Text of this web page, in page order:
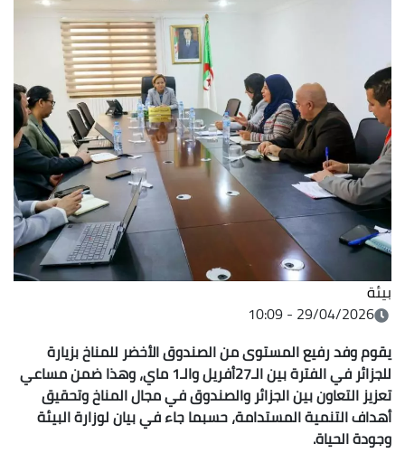
بيئة
29/04/2026 - 10:09
يقوم وفد رفيع المستوى من الصندوق الأخضر للمناخ بزيارة
للجزائر في الفترة بين الـ27أفريل والـ1 ماي، وهذا ضمن مساعي
تعزيز التعاون بين الجزائر والصندوق في مجال المناخ وتحقيق
أهداف التنمية المستدامة، حسبما جاء في بيان لوزارة البيئة
وجودة الحياة.